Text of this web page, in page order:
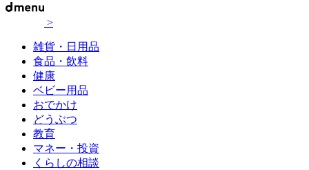
>
雑貨・日用品
食品・飲料
健康
ベビー用品
おでかけ
どうぶつ
教育
マネー・投資
くらしの相談